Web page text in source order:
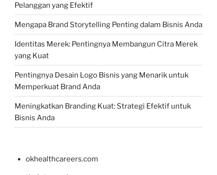
Pelanggan yang Efektif
Mengapa Brand Storytelling Penting dalam Bisnis Anda
Identitas Merek: Pentingnya Membangun Citra Merek
yang Kuat
Pentingnya Desain Logo Bisnis yang Menarik untuk
Memperkuat Brand Anda
Meningkatkan Branding Kuat: Strategi Efektif untuk
Bisnis Anda
okhealthcareers.com